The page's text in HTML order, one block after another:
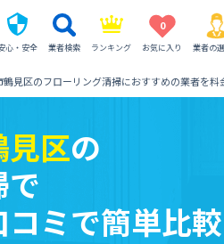
心・安全 業者検索 ランキング
0
お気に入り 業者の
見区のフローリング清掃におすすめの業者を料
区の
で
ミで簡単比較